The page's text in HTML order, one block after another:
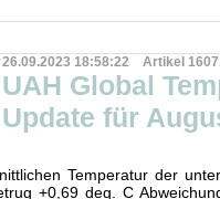
26.09.2023 18:58:22 Artikel
UAH Global
Update für
Temperatur der
+0,69 deg. C